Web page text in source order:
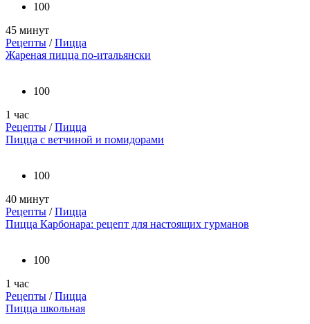
100
45 минут
Рецепты /Пицца
Жареная пицца по-итальянски
100
1 час
Рецепты /Пицца
Пицца с ветчиной и помидорами
100
40 минут
Рецепты /Пицца
Пицца Карбонара: рецепт для настоящих гурманов
100
1 час
Рецепты /Пицца
Пицца школьная